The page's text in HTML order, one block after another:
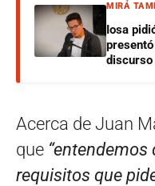
MIRÁ
Iosa
Acerca de Juan
que
requisitos que